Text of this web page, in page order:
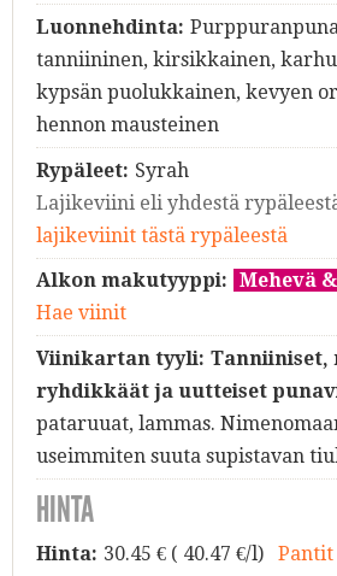
Luonnehdinta:
tanniininen, kirsikkainen,
kypsän puolukkainen, kevyen
hennon mausteinen
Rypäleet: Syrah
Lajikeviini eli yhdestä
lajikeviinit tästä rypäleestä
Alkon makutyyppi: Mehevä
Hae viinit
Viinikartan tyyli: Tanniiniset,
ryhdikkäät ja uutteiset
pataruuat, lammas.
useimmiten suuta supistavan
HINTA
Hinta: 30.45 € ( 40.47 €/l) Pantit